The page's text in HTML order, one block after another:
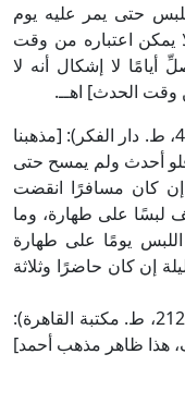
حتى يمر عليه يوم
يمكن اعتباره من وقت
لا إشكال أنه لا
وقت الحدث] اهــ.
وقال الإمام النووي في "المجموع" (1/ 486، ط. دار الفكر): [مذهبنا
أحدث ولم يمسح حتى
إن كان مسافرًا انقضت
لبسًا على طهارة، وما
يومًا على طهارة
إن كان حاضرًا وثلاثة
وقال العلامة ابن قدامة في "المغني" (1/ 212، ط. مكتبة القاهرة):
هذا ظاهر مذهب أحمد]